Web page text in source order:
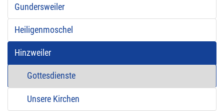
Gundersweiler
Heiligenmoschel
Hinzweiler
Gottesdienste
Unsere Kirchen